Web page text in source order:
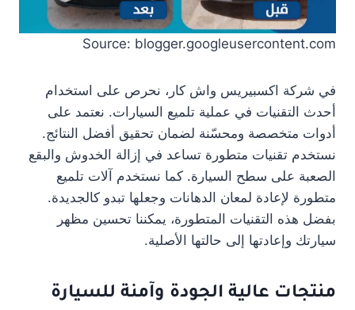
Source: blogger.googleusercontent.com
في شركة اكسبيريس واش كار، نحرص على استخدام
أحدث التقنيات في عملية تلميع السيارات. نعتمد على
أدوات متخصصة ومحسّنة لضمان تحقيق أفضل النتائج.
نستخدم تقنيات متطورة تساعد في إزالة الخدوش والبقع
الصعبة على سطح السيارة. كما نستخدم آلات تلميع
متطورة لإعادة لمعان الدهانات وجعلها تبدو كالجديدة.
بفضل هذه التقنيات المتطورة، يمكننا تحسين مظهر
سيارتك وإعادتها إلى حالتها الأصلية.
منتجات عالية الجودة وآمنة للسيارة